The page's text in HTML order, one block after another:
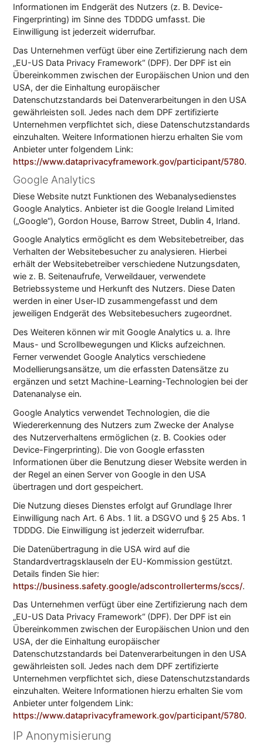
Informationen im Endgerät des Nutzers (z. B. Device-
Fingerprinting) im Sinne des TDDDG umfasst. Die
Einwilligung ist jederzeit widerrufbar.
Das Unternehmen verfügt über eine Zertifizierung nach dem
„EU-US Data Privacy Framework“ (DPF). Der DPF ist ein
Übereinkommen zwischen der Europäischen Union und den
USA, der die Einhaltung europäischer
Datenschutzstandards bei Datenverarbeitungen in den USA
gewährleisten soll. Jedes nach dem DPF zertifizierte
Unternehmen verpflichtet sich, diese Datenschutzstandards
einzuhalten. Weitere Informationen hierzu erhalten Sie vom
Anbieter unter folgendem Link:
https://www.dataprivacyframework.gov/participant/5780.
Google Analytics
Diese Website nutzt Funktionen des Webanalysedienstes
Google Analytics. Anbieter ist die Google Ireland Limited
(„Google“), Gordon House, Barrow Street, Dublin 4, Irland.
Google Analytics ermöglicht es dem Websitebetreiber, das
Verhalten der Websitebesucher zu analysieren. Hierbei
erhält der Websitebetreiber verschiedene Nutzungsdaten,
wie z. B. Seitenaufrufe, Verweildauer, verwendete
Betriebssysteme und Herkunft des Nutzers. Diese Daten
werden in einer User-ID zusammengefasst und dem
jeweiligen Endgerät des Websitebesuchers zugeordnet.
Des Weiteren können wir mit Google Analytics u. a. Ihre
Maus- und Scrollbewegungen und Klicks aufzeichnen.
Ferner verwendet Google Analytics verschiedene
Modellierungsansätze, um die erfassten Datensätze zu
ergänzen und setzt Machine-Learning-Technologien bei der
Datenanalyse ein.
Google Analytics verwendet Technologien, die die
Wiedererkennung des Nutzers zum Zwecke der Analyse
des Nutzerverhaltens ermöglichen (z. B. Cookies oder
Device-Fingerprinting). Die von Google erfassten
Informationen über die Benutzung dieser Website werden in
der Regel an einen Server von Google in den USA
übertragen und dort gespeichert.
Die Nutzung dieses Dienstes erfolgt auf Grundlage Ihrer
Einwilligung nach Art. 6 Abs. 1 lit. a DSGVO und § 25 Abs. 1
TDDDG. Die Einwilligung ist jederzeit widerrufbar.
Die Datenübertragung in die USA wird auf die
Standardvertragsklauseln der EU-Kommission gestützt.
Details finden Sie hier:
https://business.safety.google/adscontrollerterms/sccs/.
Das Unternehmen verfügt über eine Zertifizierung nach dem
„EU-US Data Privacy Framework“ (DPF). Der DPF ist ein
Übereinkommen zwischen der Europäischen Union und den
USA, der die Einhaltung europäischer
Datenschutzstandards bei Datenverarbeitungen in den USA
gewährleisten soll. Jedes nach dem DPF zertifizierte
Unternehmen verpflichtet sich, diese Datenschutzstandards
einzuhalten. Weitere Informationen hierzu erhalten Sie vom
Anbieter unter folgendem Link:
https://www.dataprivacyframework.gov/participant/5780.
IP Anonymisierung